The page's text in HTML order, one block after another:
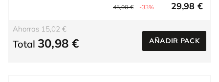
45,00 € -33% 29,98 €
Ahorras 15,02 €
Total 30,98 € AÑADIR PACK